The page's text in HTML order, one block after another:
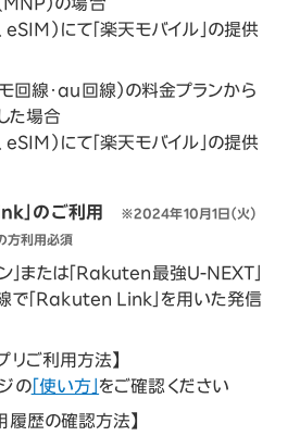
eSIM）にて「楽天モバイル」の提供
回線・au回線）の料金プランから
た場合
eSIM）にて「楽天モバイル」の提供
」のご利用
※2024年10月1日（火）
方利用必須
」または「Rakuten最強U-NEXT」
で「Rakuten Link」を用いた発信
ご利用方法】
の「使い方」 をご確認ください
歴の確認方法】